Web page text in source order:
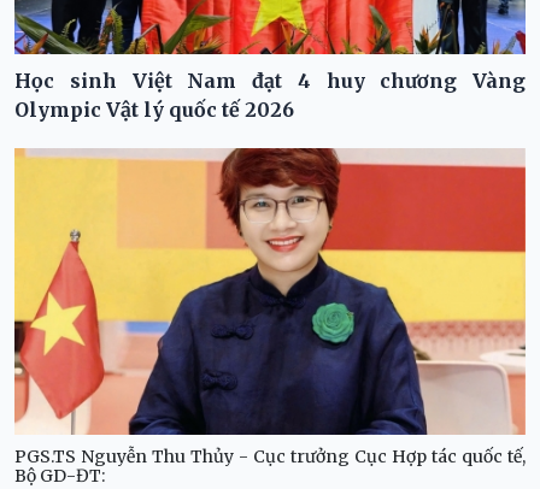
Học sinh Việt Nam đạt 4 huy chương Vàng
Olympic Vật lý quốc tế 2026
PGS.TS Nguyễn Thu Thủy - Cục trưởng Cục Hợp tác quốc tế,
Bộ GD-ĐT: